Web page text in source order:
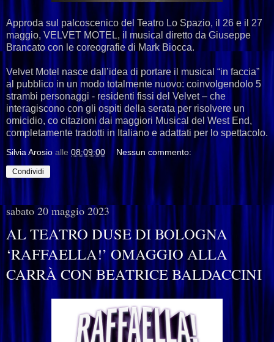
Approda sul palcoscenico del Teatro Lo Spazio, il 26 e il 27
maggio, VELVET MOTEL, il musical diretto da Giuseppe
Brancato con le coreografie di Mark Biocca.
Velvet Motel nasce dall’idea di portare il musical “in faccia”
al pubblico in un modo totalmente nuovo: coinvolgendolo 5
strambi personaggi - residenti fissi del Velvet – che
interagiscono con gli ospiti della serata per risolvere un
omicidio, co citazioni dai maggiori Musical del West End,
completamente tradotti in Italiano e adattati per lo spettacolo.
Silvia Arosio alle 08:09:00 Nessun commento:
Condividi
sabato 20 maggio 2023
AL TEATRO DUSE DI BOLOGNA
‘RAFFAELLA!’ OMAGGIO ALLA
CARRÀ CON BEATRICE BALDACCINI